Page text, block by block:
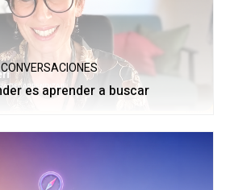
CONVERSACIONES
es aprender a buscar